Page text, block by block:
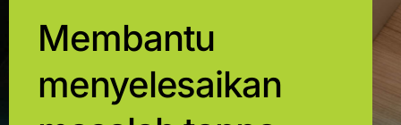
Membantu
menyelesaikan